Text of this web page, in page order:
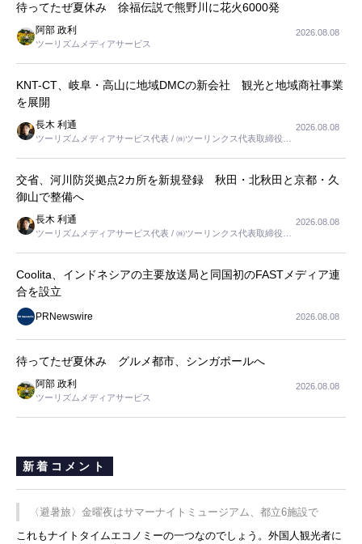
待ってたぜ夏休み 徐福伝説で熊野川に花火6000発
阿部 政利
ツーリズムメディアサービス
2026.08.08
KNT-CT、岐阜・高山に地域DMCの新会社 観光と地域商社事業
を展開
長木 利通
ツーリズムメディアサービス代表 / ㈱ツーリンクス代表取締役社
2026.08.08
交省、河川防災拠点2カ所を新規登録 秋田・北秋田と京都・久
御山で整備へ
長木 利通
ツーリズムメディアサービス代表 / ㈱ツーリンクス代表取締役社
2026.08.08
Coolita、インドネシアの主要放送局と同国初のFASTメディア連
合を設立
PRNewswire 2026.08.08
待ってたぜ夏休み グルメ都市、シンガポールへ
阿部 政利
ツーリズムメディアサービス
2026.08.08
新着コメント
〈避暑旅〉金曜夜はサマーナイトミュージアム、都立6施設で
これもナイトタイムエコノミーの一つなのでしょう。外国人観光者に